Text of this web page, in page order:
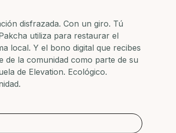
disfrazada. Con un giro. Tú
utiliza para restaurar el
local. Y el bono digital que recibes
de la comunidad como parte de su
de Elevation. Ecológico.